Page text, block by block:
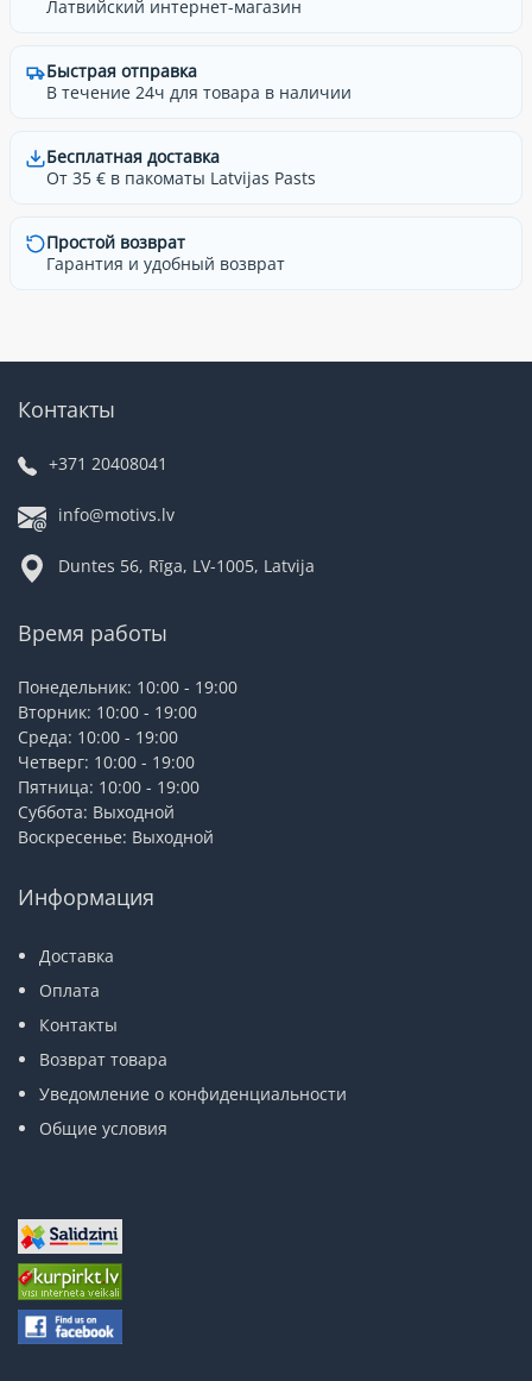
Латвийский интернет-магазин
Быстрая отправка
В течение 24ч для товара в наличии
Бесплатная доставка
От 35 € в пакоматы Latvijas Pasts
Простой возврат
Гарантия и удобный возврат
Контакты
+371 20408041
info@motivs.lv
Duntes 56, Rīga, LV-1005, Latvija
Время работы
Понедельник: 10:00 - 19:00
Вторник: 10:00 - 19:00
Среда: 10:00 - 19:00
Четверг: 10:00 - 19:00
Пятница: 10:00 - 19:00
Суббота: Выходной
Воскресенье: Выходной
Информация
Доставка
Оплата
Контакты
Возврат товара
Уведомление о конфиденциальности
Общие условия